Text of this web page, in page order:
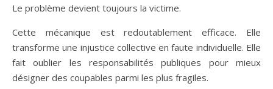
Le problème devient toujours la victime.
Cette mécanique est redoutablement efficace. Elle
transforme une injustice collective en faute individuelle. Elle
fait oublier les responsabilités publiques pour mieux
désigner des coupables parmi les plus fragiles.